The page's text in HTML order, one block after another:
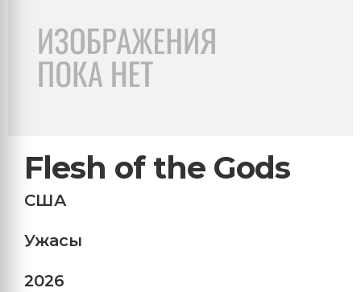
Flesh of the Gods
США
Ужасы
2026